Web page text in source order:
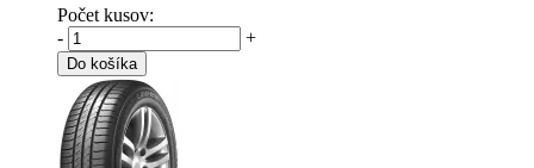
Počet kusov:
-
+
Do košíka